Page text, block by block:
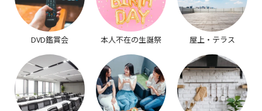
DVD鑑賞会 本人不在の生誕祭 屋上・テラス